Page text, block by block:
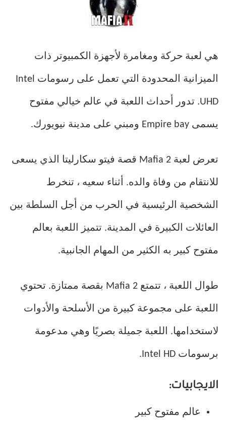
هي لعبة حركة ومغامرة لأجهزة الكمبيوتر ذات
الميزانية المحدودة التي تعمل على رسومات Intel
UHD. تدور أحداث اللعبة في عالم خيالي مفتوح
يسمى Empire bay ومبني على مدينة نيويورك.
تعرض لعبة Mafia 2 قصة فيتو سكارليتا الذي يسعى
للانتقام من وفاة والده. أثناء سعيه ، تنخرط
الشخصية الرئيسية في الحرب من أجل السلطة بين
العائلات الكبيرة في المدينة. تتميز اللعبة بعالم
مفتوح كبير به الكثير من المهام الجانبية.
طوال اللعبة ، تتمتع Mafia 2 بقصة ممتازة. تحتوي
اللعبة على مجموعة كبيرة من الأسلحة والأدوات
لاستخدامها. اللعبة جميلة بصريًا وهي مدعومة
برسومات Intel HD.
الايجابيات:
عالم مفتوح كبير